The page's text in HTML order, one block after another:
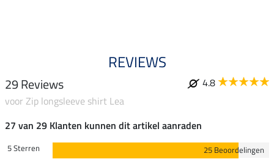
REVIEWS
29 Reviews
4.8
voor Zip longsleeve shirt Lea
27 van 29 Klanten kunnen dit artikel aanraden
5 Sterren
25 Beoordelingen